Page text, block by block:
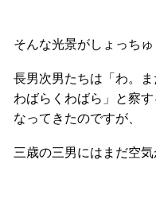
そんな光景がしょっちゅ
長男次男たちは「わ。
わばらくわばら」と察
なってきたのですが、
三歳の三男にはまだ空気